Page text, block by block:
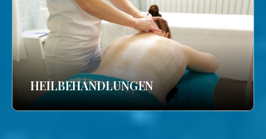
HEILBEHANDLUNGEN